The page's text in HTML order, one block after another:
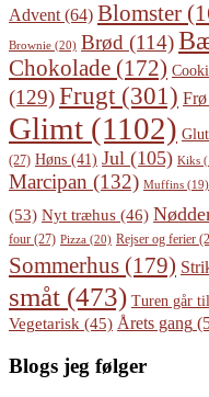
Advent (64) Blomster
Brownie (20) Brød (114)
Chokolade (172)
(129)Frugt(301)
Glimt (1102)
(27) Høns (41) Jul (105) Kiks
Marcipan (132) Muffins (19)
(53) Nyt træhus (46)
four (27) Pizza (20) Rejser og ferier
Sommerhus (179)
småt (473) Turen går
Vegetarisk (45) Årets gang
Blogs jeg følger